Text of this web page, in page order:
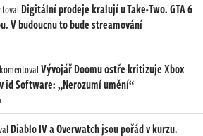
Digitální prodeje kralují u Take-Two. GTA 6
V budoucnu to bude streamování
Vývojář Doomu ostře kritizuje Xbox
id Software: „Nerozumí umění“
Diablo IV a Overwatch jsou pořád v kurzu.